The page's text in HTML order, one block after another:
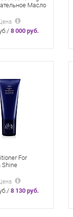
Масло
Мл
8 000 руб.
For
Shine
Сияние
8 130 руб.